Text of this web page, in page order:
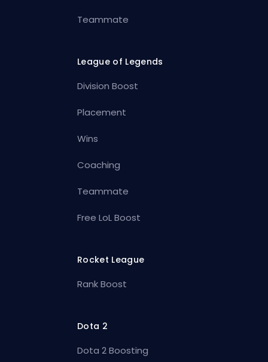
Teammate
League of Legends
Division Boost
Placement
Wins
Coaching
Teammate
Free LoL Boost
Rocket League
Rank Boost
Dota 2
Dota 2 Boosting